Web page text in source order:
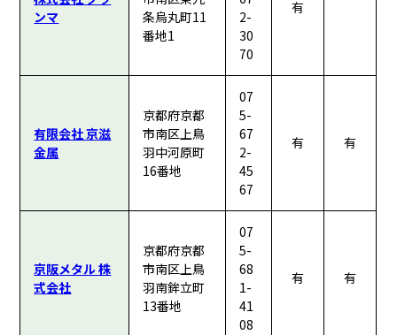
ンマ
条烏丸町11
番地1
2-
30
70
有
有限会社 京滋
金属
京都府京都
市南区上鳥
羽中河原町
16番地
07
5-
67
2-
45
67
有 有
京阪メタル 株
式会社
京都府京都
市南区上鳥
羽南鉾立町
13番地
07
5-
68
1-
41
08
有 有